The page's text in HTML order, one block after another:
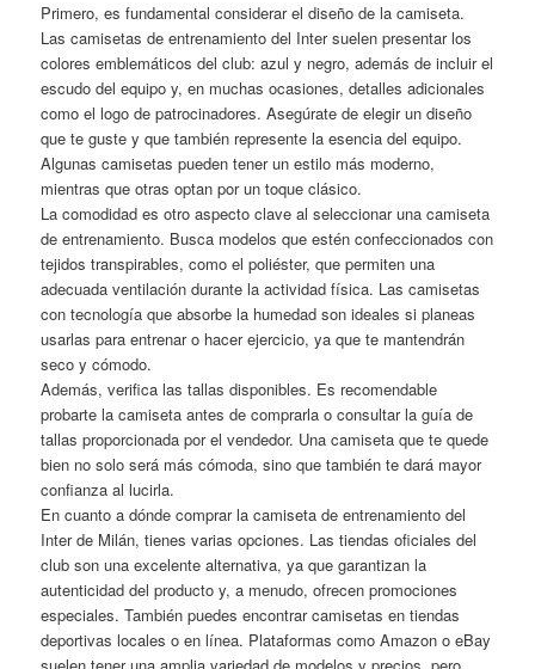
Primero, es fundamental considerar el diseño de la camiseta.
Las camisetas de entrenamiento del Inter suelen presentar los
colores emblemáticos del club: azul y negro, además de incluir el
escudo del equipo y, en muchas ocasiones, detalles adicionales
como el logo de patrocinadores. Asegúrate de elegir un diseño
que te guste y que también represente la esencia del equipo.
Algunas camisetas pueden tener un estilo más moderno,
mientras que otras optan por un toque clásico.
La comodidad es otro aspecto clave al seleccionar una camiseta
de entrenamiento. Busca modelos que estén confeccionados con
tejidos transpirables, como el poliéster, que permiten una
adecuada ventilación durante la actividad física. Las camisetas
con tecnología que absorbe la humedad son ideales si planeas
usarlas para entrenar o hacer ejercicio, ya que te mantendrán
seco y cómodo.
Además, verifica las tallas disponibles. Es recomendable
probarte la camiseta antes de comprarla o consultar la guía de
tallas proporcionada por el vendedor. Una camiseta que te quede
bien no solo será más cómoda, sino que también te dará mayor
confianza al lucirla.
En cuanto a dónde comprar la camiseta de entrenamiento del
Inter de Milán, tienes varias opciones. Las tiendas oficiales del
club son una excelente alternativa, ya que garantizan la
autenticidad del producto y, a menudo, ofrecen promociones
especiales. También puedes encontrar camisetas en tiendas
deportivas locales o en línea. Plataformas como Amazon o eBay